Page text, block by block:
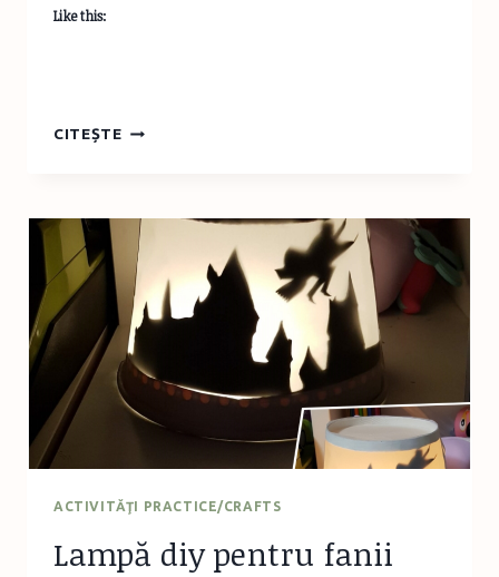
Like this:
CITEȘTEDOUĂ
”ZERO
FOOD
WASTE”
ÎN
CASA
NOASTRĂ
ACTIVITĂŢI PRACTICE/CRAFTS
Lampă diy pentru fanii